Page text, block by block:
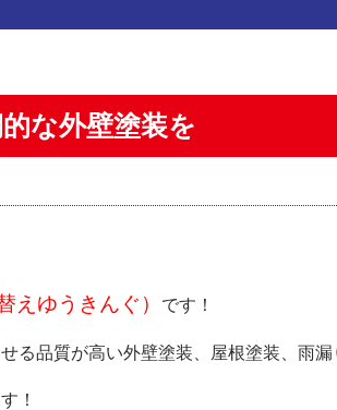
な外壁塗装を
えゆうきんぐ） です！
る品質が高い外壁塗装、屋根塗装、雨
！